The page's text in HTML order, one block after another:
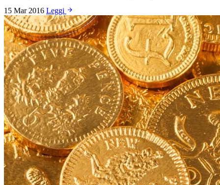
15 Mar 2016 Leggi